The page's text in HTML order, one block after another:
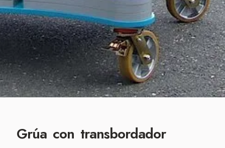
Grúa con transbordador